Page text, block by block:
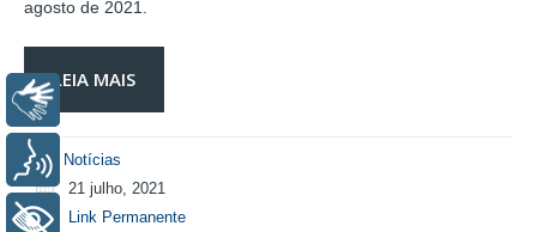
agosto de 2021.
LEIA MAIS
Notícias
21 julho, 2021
Link Permanente
Voz
+ Acessibilidade